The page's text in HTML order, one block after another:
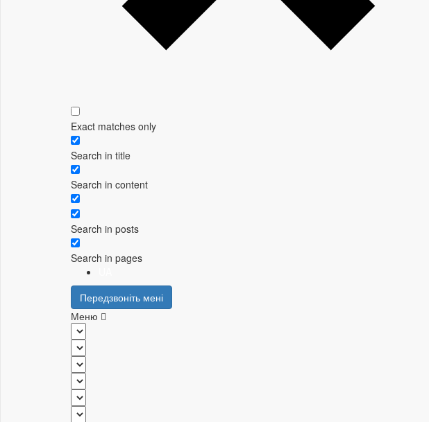
Exact matches only
Search in title
Search in content
Search in posts
Search in pages
Передзвоніть мені
Меню